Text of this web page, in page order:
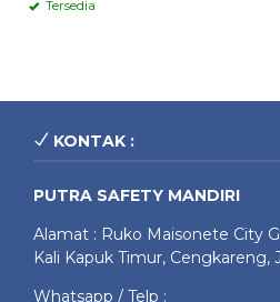
Tersedia
KONTAK :
PUTRA SAFETY MANDIRI
Alamat : Ruko Maisonete City
Kali Kapuk Timur, Cengkareng,
Whatsapp / Telp :